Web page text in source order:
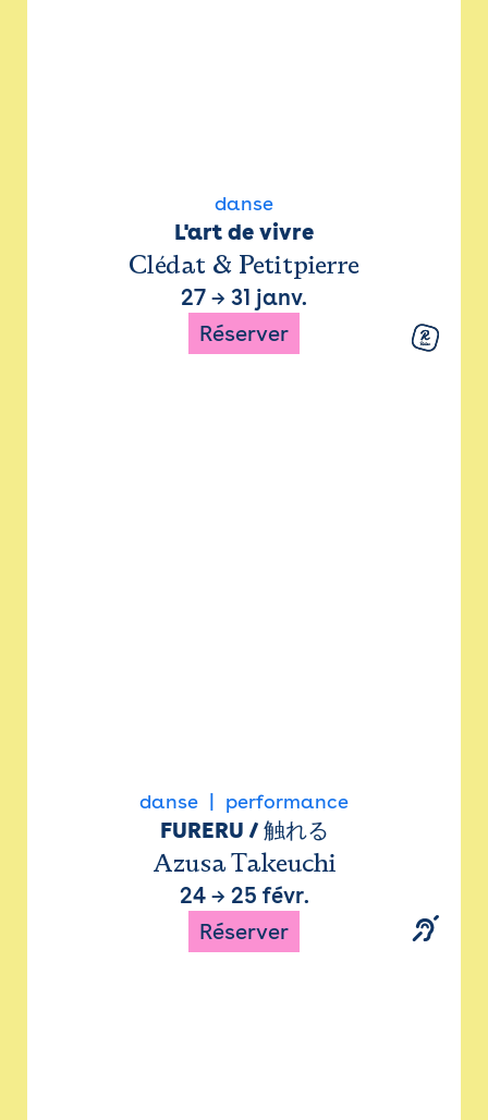
danse
L'art de vivre
Clédat & Petitpierre
27 → 31 janv.
Réserver
danse performance
FURERU / 触れる
Azusa Takeuchi
24→ 25 févr.
Réserver